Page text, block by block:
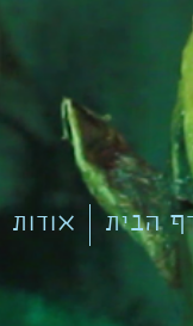
אודות הבית